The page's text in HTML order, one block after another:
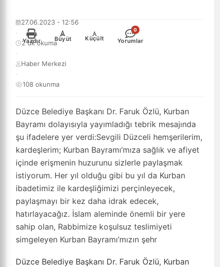
Düzce Belediye Başkanı Dr. Faruk Özlü, Kurban
Bayramı dolayısıyla yayımladığı tebrik mesajında
şu ifadelere yer verdi:Sevgili Düzceli hemşerilerim,
kardeşlerim; Kurban Bayramı’mıza sağlık ve afiyet
içinde erişmenin huzurunu sizlerle paylaşmak
istiyorum. Her yıl olduğu gibi bu yıl da Kurban
ibadetimiz ile kardeşliğimizi perçinleyecek,
paylaşmayı bir kez daha idrak edecek,
hatırlayacağız. İslam aleminde önemli bir yere
sahip olan, Rabbimize koşulsuz teslimiyeti
simgeleyen Kurban Bayramı’mızın şehr
27.06.2023 - 12:56
·
2 dk okuma
·
Haber Merkezi
·
108 okunma
Yazdır
+
Büyüt
-
Küçült
0
Yorumlar
Düzce Belediye Başkanı Dr. Faruk Özlü, Kurban